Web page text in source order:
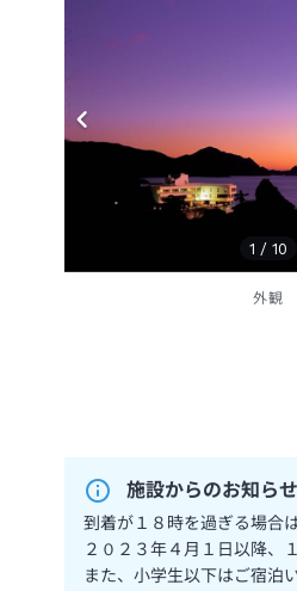
1 / 10
外観
施設からのお知らせ
到着が１８時を過ぎる場合
２０２３年４月１日以降、
また、小学生以下はご宿泊